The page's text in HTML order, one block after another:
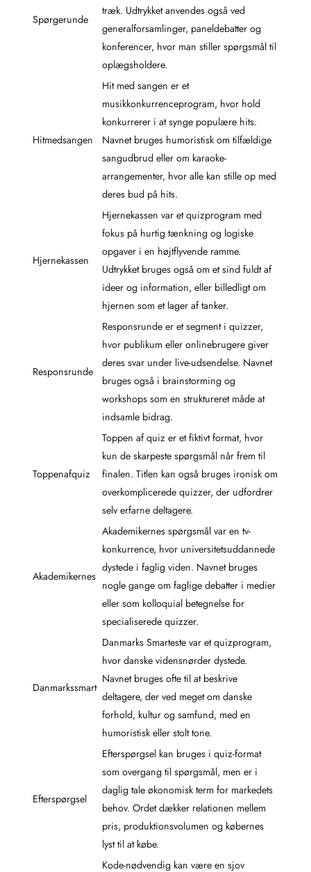
Spørgerunde
træk. Udtrykket anvendes også ved
generalforsamlinger, paneldebatter og
konferencer, hvor man stiller spørgsmål til
oplægsholdere.
Hitmedsangen
Hit med sangen er et
musikkonkurrenceprogram, hvor hold
konkurrerer i at synge populære hits.
Navnet bruges humoristisk om tilfældige
sangudbrud eller om karaoke-
arrangementer, hvor alle kan stille op med
deres bud på hits.
Hjernekassen
Hjernekassen var et quizprogram med
fokus på hurtig tænkning og logiske
opgaver i en højtflyvende ramme.
Udtrykket bruges også om et sind fuldt af
ideer og information, eller billedligt om
hjernen som et lager af tanker.
Responsrunde
Responsrunde er et segment i quizzer,
hvor publikum eller onlinebrugere giver
deres svar under live-udsendelse. Navnet
bruges også i brainstorming og
workshops som en struktureret måde at
indsamle bidrag.
Toppenafquiz
Toppen af quiz er et fiktivt format, hvor
kun de skarpeste spørgsmål når frem til
finalen. Titlen kan også bruges ironisk om
overkomplicerede quizzer, der udfordrer
selv erfarne deltagere.
Akademikernes
Akademikernes spørgsmål var en tv-
konkurrence, hvor universitetsuddannede
dystede i faglig viden. Navnet bruges
nogle gange om faglige debatter i medier
eller som kolloquial betegnelse for
specialiserede quizzer.
Danmarkssmart
Danmarks Smarteste var et quizprogram,
hvor danske vidensnørder dystede.
Navnet bruges ofte til at beskrive
deltagere, der ved meget om danske
forhold, kultur og samfund, med en
humoristisk eller stolt tone.
Efterspørgsel
Efterspørgsel kan bruges i quiz-format
som overgang til spørgsmål, men er i
daglig tale økonomisk term for markedets
behov. Ordet dækker relationen mellem
pris, produktionsvolumen og købernes
lyst til at købe.
Kode-nødvendig kan være en sjov